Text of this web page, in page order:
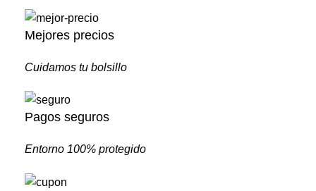
Mejores precios
Cuidamos tu bolsillo
Pagos seguros
Entorno 100% protegido